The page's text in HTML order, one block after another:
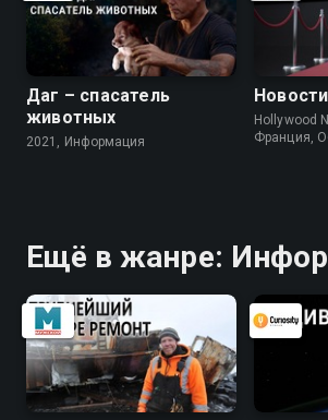
Даг – спасатель
животных
2021, Информация
Hollywood
Франция,
Ещё в жанре: